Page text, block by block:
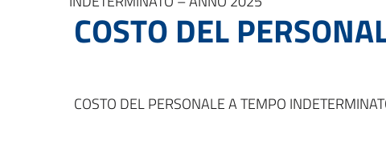
COSTO DEL
COSTO DEL PERSONALE A TEMPO